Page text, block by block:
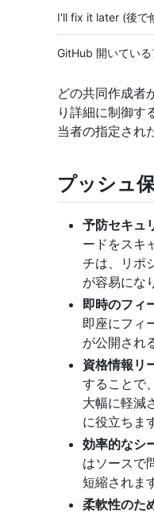
I'll fix it later (後で
GitHub 開いてい
どの共同作成者
り詳細に制御す
当者の指定され
プッシュ
予防セキュ
ードをスキ
チは、リポ
が容易にな
即時のフィ
即座にフィ
が公開され
資格情報リ
することで
大幅に軽減
に役立ちま
効率的なシ
はソースで
短縮されま
柔軟性のた